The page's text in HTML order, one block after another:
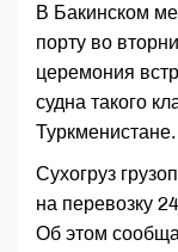
В Бакинском
порту во
церемония
судна такого
Туркменистане.
Сухогруз
на перевозку
Об этом